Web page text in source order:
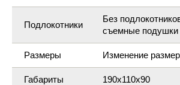
Подлокотники
Без
съемные подушки
Размеры Изменение
Габариты 190х110х90